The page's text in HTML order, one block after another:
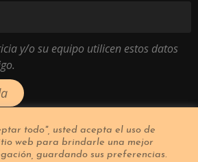
y/o su equipo utilicen estos datos
todo", usted acepta el uso de
web para brindarle una mejor
guardando sus preferencias.